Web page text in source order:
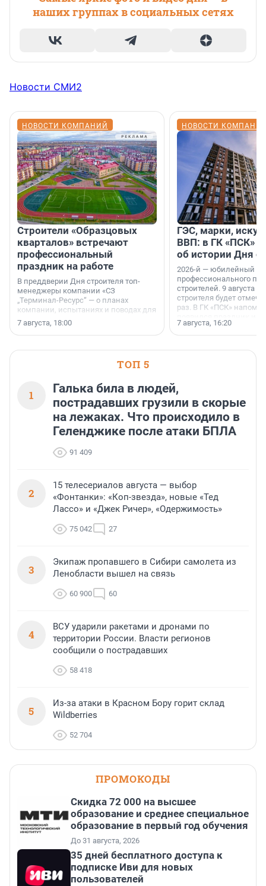
наших группах в социальных сетях
Новости СМИ2
НОВОСТИ КОМПАНИЙ
Строители «Образцовых
кварталов» встречают
профессиональный
праздник на работе
В преддверии Дня строителя топ-
менеджеры компании «СЗ
„Терминал-Ресурс“ — о планах
компании, испытаниях и поводах для
осторожного оптимизма.
7 августа, 18:00
НОВОСТИ
ГЭС, марки,
ВВП: в ГК «ПСК»
об истории Дня
2026-й — юбилейный
профессионального
строителей. 9 августа
строителя будет
раз. В ГК «ПСК»
поменялась роль
7 августа, 16:20
ТОП 5
1
Галька била в людей,
пострадавших грузили в скорые
на лежаках. Что происходило в
Геленджике после атаки БПЛА
91 409
2
15 телесериалов августа — выбор
«Фонтанки»: «Коп-звезда», новые «Тед
Лассо» и «Джек Ричер», «Одержимость»
75 042 27
3
Экипаж пропавшего в Сибири самолета из
Ленобласти вышел на связь
60 900 60
4
ВСУ ударили ракетами и дронами по
территории России. Власти регионов
сообщили о пострадавших
58 418
5
Из-за атаки в Красном Бору горит склад
Wildberries
52 704
ПРОМОКОДЫ
Скидка 72 000 на высшее
образование и среднее специальное
образование в первый год обучения
До 31 августа, 2026
35 дней бесплатного доступа к
подписке Иви для новых
пользователей